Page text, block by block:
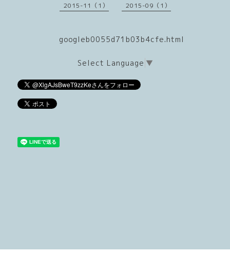
2015-11（1） 2015-09（1）
googleb0055d71b03b4cfe.html
Select Language ▼